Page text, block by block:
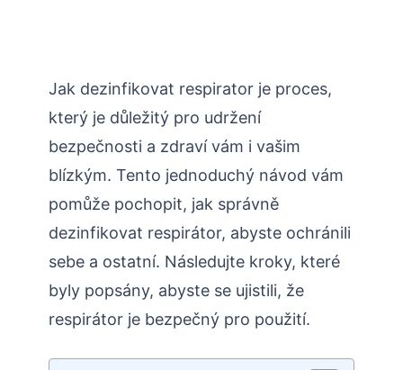
Jak dezinfikovat respirator je proces,
který je důležitý pro udržení
bezpečnosti a zdraví vám i vašim
blízkým. Tento jednoduchý návod vám
pomůže pochopit, jak správně
dezinfikovat respirátor, abyste ochránili
sebe a ostatní. Následujte kroky, které
byly popsány, abyste se ujistili, že
respirátor je bezpečný pro použití.